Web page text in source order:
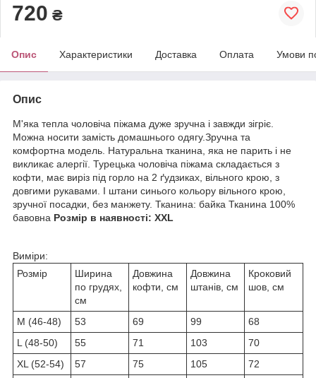
720 ₴
Опис Характеристики Доставка Оплата Умови
Опис
М'яка тепла чоловіча піжама дуже зручна і завжди зігріє.
Можна носити замість домашнього одягу.Зручна та
комфортна модель. Натуральна тканина, яка не парить і не
викликає алергії. Турецька чоловіча піжама складається з
кофти, має виріз під горло на 2 ґудзиках, вільного крою, з
довгими рукавами. І штани синього кольору вільного крою,
зручної посадки, без манжету. Тканина: байка Тканина 100%
бавовна Розмір в наявності: ХХL
Виміри:
Розмір
Ширина
по грудях,
см
Довжина
кофти, см
Довжина
штанів, см
Кроковий
шов, см
М (46-48) 53 69 99
68
L (48-50)
55 71 103
70
ХL (52-54)
57 75 105
72